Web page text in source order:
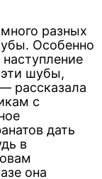
разных
Особенно
шубы,
рассказала
с
дать
в
она